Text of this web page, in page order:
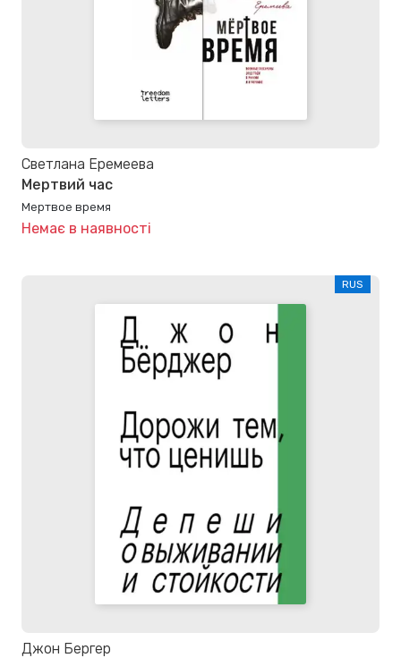
Светлана Еремеева
Мертвий час
Мертвое время
Немає в наявності
RUS
Джон Бергер